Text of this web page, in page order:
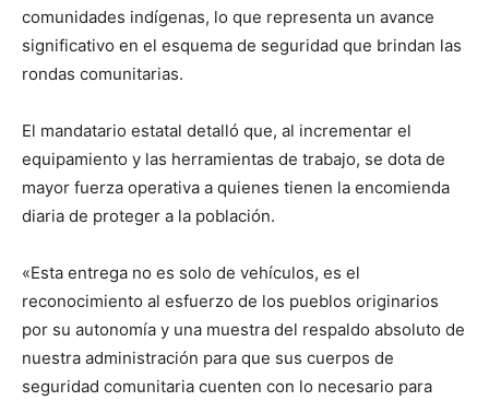
comunidades indígenas, lo que representa un avance
significativo en el esquema de seguridad que brindan las
rondas comunitarias.
El mandatario estatal detalló que, al incrementar el
equipamiento y las herramientas de trabajo, se dota de
mayor fuerza operativa a quienes tienen la encomienda
diaria de proteger a la población.
«Esta entrega no es solo de vehículos, es el
reconocimiento al esfuerzo de los pueblos originarios
por su autonomía y una muestra del respaldo absoluto de
nuestra administración para que sus cuerpos de
seguridad comunitaria cuenten con lo necesario para